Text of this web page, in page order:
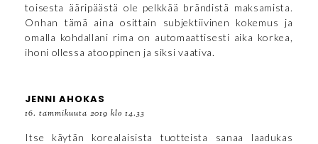
toisesta ääripäästä ole pelkkää brändistä maksamista.
Onhan tämä aina osittain subjektiivinen kokemus ja
omalla kohdallani rima on automaattisesti aika korkea,
ihoni ollessa atooppinen ja siksi vaativa.
JENNI AHOKAS
16. tammikuuta 2019 klo 14.33
Itse käytän korealaisista tuotteista sanaa laadukas